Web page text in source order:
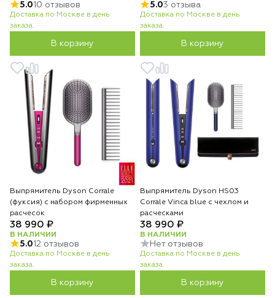
5.010 отзывов
Доставка по Москве в день
заказа.
В корзину
5.03 отзыва
Доставка по Москве в день
заказа.
В корзину
Выпрямитель Dyson Corrale
(фуксия) с набором фирменных
расчесок
38 990 ₽
В НАЛИЧИИ
5.012 отзывов
Доставка по Москве в день
заказа.
В корзину
Выпрямитель Dyson HS03
Corrale Vinca blue с чехлом и
расческами
38 990 ₽
В НАЛИЧИИ
Нет отзывов
Доставка по Москве в день
заказа.
В корзину